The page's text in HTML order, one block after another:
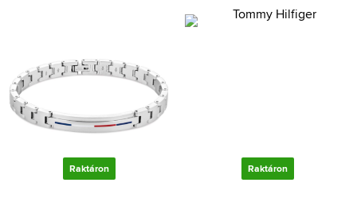
Raktáron Raktáron